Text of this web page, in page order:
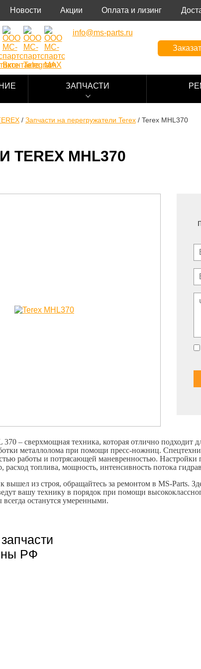
Новости Акции Оплата и лизинг
info@ms-parts.ru
ЗАПЧАСТИ
/ Запчасти на перегружатели Terex / Terex MHL370
TEREX MHL370
– сверхмощная техника, которая отлично подходит
металлолома при помощи пресс-ножниц.
работы и потрясающей маневренностью.
расход топлива, мощность, интенсивность потока
вышел из строя, обращайтесь за ремонтом в MS-Parts.
вашу технику в порядок при помощи
останутся умеренными.
РФ